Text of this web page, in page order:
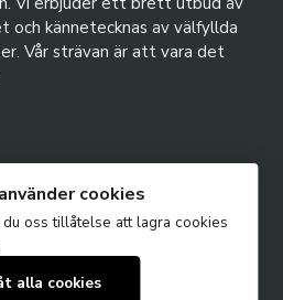
och kännetecknas av välfyllda
Vår strävan är att vara det
cookies
oss tillåtelse att lagra cookies
alla cookies